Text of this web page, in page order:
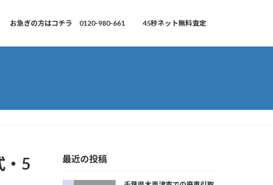
お急ぎの方はコチラ 0120-980-661 45秒ネット無料査定
・5
最近の投稿